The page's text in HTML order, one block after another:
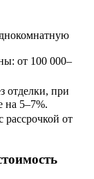
от 100 000–
отделки, при
на 5–7%.
от